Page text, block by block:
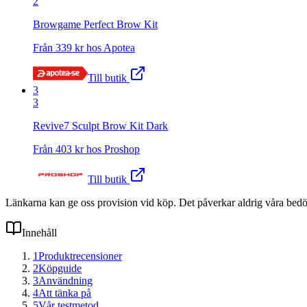
Browgame Perfect Brow Kit
Från 339 kr hos Apotea
Till butik
3
3
Revive7 Sculpt Brow Kit Dark
Från 403 kr hos Proshop
Till butik
Länkarna kan ge oss provision vid köp. Det påverkar aldrig våra
Innehåll
1Produktrecensioner
2Köpguide
3Användning
4Att tänka på